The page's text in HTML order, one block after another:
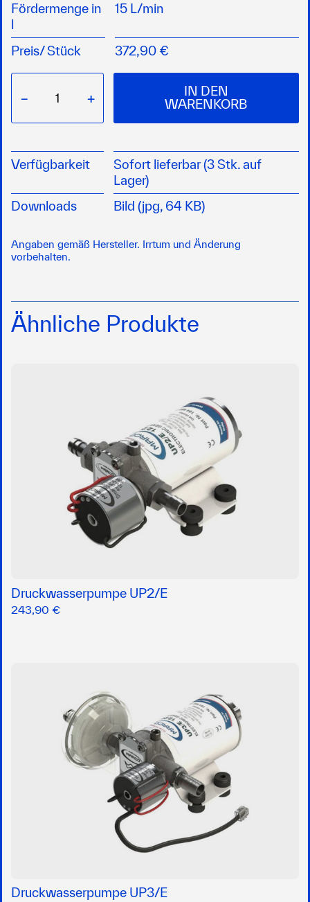
Fördermenge in
l
15 L/min
Preis/Stück 372,90 €
− +
IN DEN
WARENKORB
Verfügbarkeit
Sofort lieferbar (3 Stk. auf
Lager)
Downloads
Bild (jpg, 64 KB)
Angaben gemäß Hersteller. Irrtum und Änderung
vorbehalten.
Ähnliche Produkte
Druckwasserpumpe UP2/E
243,90 €
Druckwasserpumpe UP3/E